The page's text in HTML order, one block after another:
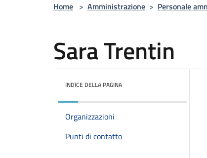
Home > Amministrazione > Personale
Sara Trentin
INDICE DELLA PAGINA
Organizzazioni
Punti di contatto